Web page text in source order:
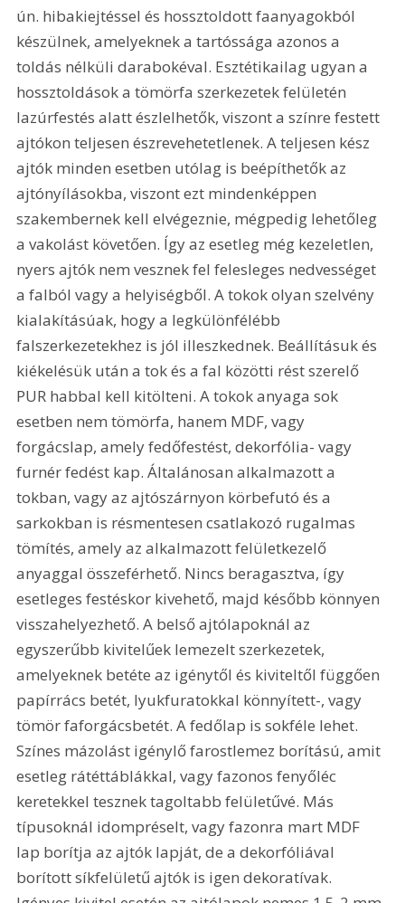
ún. hibakiejtéssel és hossztoldott faanyagokból
készülnek, amelyeknek a tartóssága azonos a
toldás nélküli darabokéval. Esztétikailag ugyan a
hossztoldások a tömörfa szerkezetek felületén
lazúrfestés alatt észlelhetők, viszont a színre festett
ajtókon teljesen észrevehetetlenek. A teljesen kész
ajtók minden esetben utólag is beépíthetők az
ajtónyílásokba, viszont ezt mindenképpen
szakembernek kell elvégeznie, mégpedig lehetőleg
a vakolást követően. Így az esetleg még kezeletlen,
nyers ajtók nem vesznek fel felesleges nedvességet
a falból vagy a helyiségből. A tokok olyan szelvény
kialakításúak, hogy a legkülönfélébb
falszerkezetekhez is jól illeszkednek. Beállításuk és
kiékelésük után a tok és a fal közötti rést szerelő
PUR habbal kell kitölteni. A tokok anyaga sok
esetben nem tömörfa, hanem MDF, vagy
forgácslap, amely fedőfestést, dekorfólia- vagy
furnér fedést kap. Általánosan alkalmazott a
tokban, vagy az ajtószárnyon körbefutó és a
sarkokban is résmentesen csatlakozó rugalmas
tömítés, amely az alkalmazott felületkezelő
anyaggal összeférhető. Nincs beragasztva, így
esetleges festéskor kivehető, majd később könnyen
visszahelyezhető. A belső ajtólapoknál az
egyszerűbb kivitelűek lemezelt szerkezetek,
amelyeknek betéte az igénytől és kiviteltől függően
papírrács betét, lyukfuratokkal könnyített-, vagy
tömör faforgácsbetét. A fedőlap is sokféle lehet.
Színes mázolást igénylő farostlemez borítású, amit
esetleg rátéttáblákkal, vagy fazonos fenyőléc
keretekkel tesznek tagoltabb felületűvé. Más
típusoknál idompréselt, vagy fazonra mart MDF
lap borítja az ajtók lapját, de a dekorfóliával
borított síkfelületű ajtók is igen dekoratívak.